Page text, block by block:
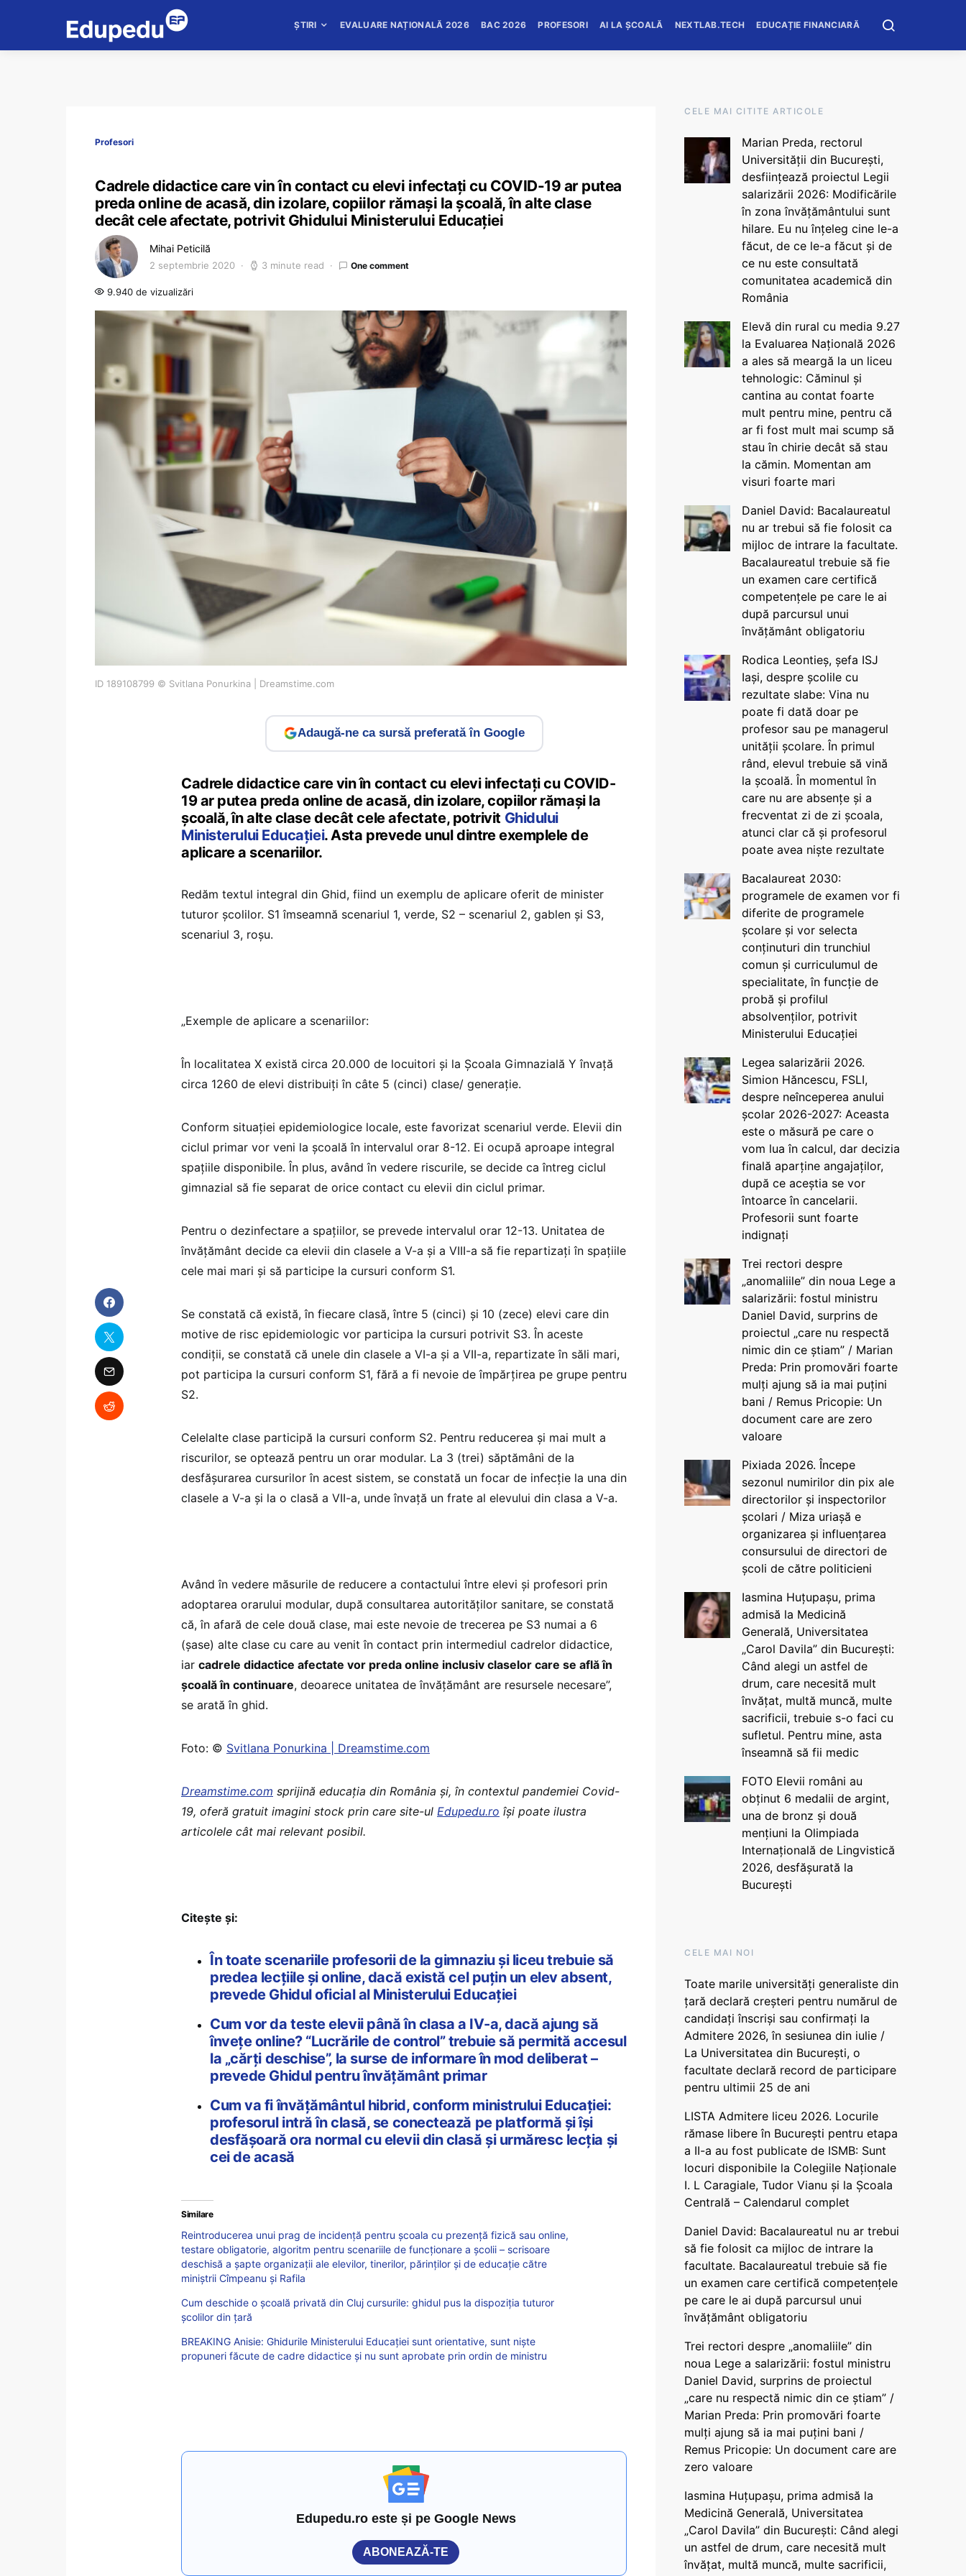
ȘTIRI EVALUARE NAȚIONALĂ 2026 BAC 2026 PROFESORI AI LA ȘCOALĂ NEXTLAB.TECH EDUCAȚIE FINANCIARĂ
Profesori
Cadrele didactice care vin în contact cu elevi infectați cu COVID-19 ar putea
preda online de acasă, din izolare, copiilor rămași la școală, în alte clase
decât cele afectate, potrivit Ghidului Ministerului Educației
Mihai Peticilă
2 septembrie 2020 3 minute read One comment
9.940 de vizualizări
ID 189108799 © Svitlana Ponurkina | Dreamstime.com
Adaugă-ne ca sursă preferată în Google
Cadrele didactice care vin în contact cu elevi infectați cu COVID-
19 ar putea preda online de acasă, din izolare, copiilor rămași la
școală, în alte clase decât cele afectate, potrivit Ghidului
Ministerului Educației. Asta prevede unul dintre exemplele de
aplicare a scenariilor.
Redăm textul integral din Ghid, fiind un exemplu de aplicare oferit de minister
tuturor școlilor. S1 îmseamnă scenariul 1, verde, S2 – scenariul 2, gablen și S3,
scenariul 3, roșu.
„Exemple de aplicare a scenariilor:
În localitatea X există circa 20.000 de locuitori și la Școala Gimnazială Y învață
circa 1260 de elevi distribuiți în câte 5 (cinci) clase/ generație.
Conform situației epidemiologice locale, este favorizat scenariul verde. Elevii din
ciclul primar vor veni la școală în intervalul orar 8-12. Ei ocupă aproape integral
spațiile disponibile. În plus, având în vedere riscurile, se decide ca întreg ciclul
gimnazial să fie separat de orice contact cu elevii din ciclul primar.
Pentru o dezinfectare a spațiilor, se prevede intervalul orar 12-13. Unitatea de
învățământ decide ca elevii din clasele a V-a și a VIII-a să fie repartizați în spațiile
cele mai mari și să participe la cursuri conform S1.
Se constată că există, în fiecare clasă, între 5 (cinci) și 10 (zece) elevi care din
motive de risc epidemiologic vor participa la cursuri potrivit S3. În aceste
condiții, se constată că unele din clasele a VI-a și a VII-a, repartizate în săli mari,
pot participa la cursuri conform S1, fără a fi nevoie de împărțirea pe grupe pentru
S2.
Celelalte clase participă la cursuri conform S2. Pentru reducerea și mai mult a
riscurilor, se optează pentru un orar modular. La 3 (trei) săptămâni de la
desfășurarea cursurilor în acest sistem, se constată un focar de infecție la una din
clasele a V-a și la o clasă a VII-a, unde învață un frate al elevului din clasa a V-a.
Având în vedere măsurile de reducere a contactului între elevi și profesori prin
adoptarea orarului modular, după consultarea autorităților sanitare, se constată
că, în afară de cele două clase, mai este nevoie de trecerea pe S3 numai a 6
(șase) alte clase cu care au venit în contact prin intermediul cadrelor didactice,
iar cadrele didactice afectate vor preda online inclusiv claselor care se află în
școală în continuare, deoarece unitatea de învățământ are resursele necesare”,
se arată în ghid.
Foto: © Svitlana Ponurkina | Dreamstime.com
Dreamstime.com sprijină educaţia din România şi, în contextul pandemiei Covid-
19, oferă gratuit imagini stock prin care site-ul Edupedu.ro îşi poate ilustra
articolele cât mai relevant posibil.
Citește și:
În toate scenariile profesorii de la gimnaziu și liceu trebuie să
predea lecțiile și online, dacă există cel puțin un elev absent,
prevede Ghidul oficial al Ministerului Educației
Cum vor da teste elevii până în clasa a IV-a, dacă ajung să
învețe online? “Lucrările de control” trebuie să permită accesul
la „cărți deschise”, la surse de informare în mod deliberat –
prevede Ghidul pentru învățământ primar
Cum va fi învățământul hibrid, conform ministrului Educației:
profesorul intră în clasă, se conectează pe platformă și își
desfășoară ora normal cu elevii din clasă și urmăresc lecția și
cei de acasă
Similare
Reintroducerea unui prag de incidență pentru școala cu prezență fizică sau online,
testare obligatorie, algoritm pentru scenariile de funcționare a școlii – scrisoare
deschisă a șapte organizații ale elevilor, tinerilor, părinților și de educație către
miniștrii Cîmpeanu și Rafila
Cum deschide o școală privată din Cluj cursurile: ghidul pus la dispoziția tuturor
școlilor din țară
BREAKING Anisie: Ghidurile Ministerului Educației sunt orientative, sunt niște
propuneri făcute de cadre didactice și nu sunt aprobate prin ordin de ministru
Edupedu.ro este și pe Google News
ABONEAZĂ-TE
CELE MAI CITITE ARTICOLE
Marian Preda, rectorul
Universității din București,
desființează proiectul Legii
salarizării 2026: Modificările
în zona învățământului sunt
hilare. Eu nu înțeleg cine le-a
făcut, de ce le-a făcut și de
ce nu este consultată
comunitatea academică din
România
Elevă din rural cu media 9.27
la Evaluarea Națională 2026
a ales să meargă la un liceu
tehnologic: Căminul și
cantina au contat foarte
mult pentru mine, pentru că
ar fi fost mult mai scump să
stau în chirie decât să stau
la cămin. Momentan am
visuri foarte mari
Daniel David: Bacalaureatul
nu ar trebui să fie folosit ca
mijloc de intrare la facultate.
Bacalaureatul trebuie să fie
un examen care certifică
competențele pe care le ai
după parcursul unui
învățământ obligatoriu
Rodica Leontieș, șefa ISJ
Iași, despre școlile cu
rezultate slabe: Vina nu
poate fi dată doar pe
profesor sau pe managerul
unității școlare. În primul
rând, elevul trebuie să vină
la școală. În momentul în
care nu are absențe și a
frecventat zi de zi școala,
atunci clar că și profesorul
poate avea niște rezultate
Bacalaureat 2030:
programele de examen vor fi
diferite de programele
școlare și vor selecta
conținuturi din trunchiul
comun și curriculumul de
specialitate, în funcție de
probă și profilul
absolvenților, potrivit
Ministerului Educației
Legea salarizării 2026.
Simion Hăncescu, FSLI,
despre neînceperea anului
școlar 2026-2027: Aceasta
este o măsură pe care o
vom lua în calcul, dar decizia
finală aparține angajaților,
după ce aceștia se vor
întoarce în cancelarii.
Profesorii sunt foarte
indignați
Trei rectori despre
„anomaliile” din noua Lege a
salarizării: fostul ministru
Daniel David, surprins de
proiectul „care nu respectă
nimic din ce știam” / Marian
Preda: Prin promovări foarte
mulți ajung să ia mai puțini
bani / Remus Pricopie: Un
document care are zero
valoare
Pixiada 2026. Începe
sezonul numirilor din pix ale
directorilor și inspectorilor
școlari / Miza uriașă e
organizarea și influențarea
consursului de directori de
școli de către politicieni
Iasmina Huțupașu, prima
admisă la Medicină
Generală, Universitatea
„Carol Davila” din București:
Când alegi un astfel de
drum, care necesită mult
învățat, multă muncă, multe
sacrificii, trebuie s-o faci cu
sufletul. Pentru mine, asta
înseamnă să fii medic
FOTO Elevii români au
obținut 6 medalii de argint,
una de bronz și două
mențiuni la Olimpiada
Internațională de Lingvistică
2026, desfășurată la
București
CELE MAI NOI
Toate marile universități generaliste din
țară declară creșteri pentru numărul de
candidați înscriși sau confirmați la
Admitere 2026, în sesiunea din iulie /
La Universitatea din București, o
facultate declară record de participare
pentru ultimii 25 de ani
LISTA Admitere liceu 2026. Locurile
rămase libere în București pentru etapa
a II-a au fost publicate de ISMB: Sunt
locuri disponibile la Colegiile Naționale
I. L Caragiale, Tudor Vianu și la Școala
Centrală – Calendarul complet
Daniel David: Bacalaureatul nu ar trebui
să fie folosit ca mijloc de intrare la
facultate. Bacalaureatul trebuie să fie
un examen care certifică competențele
pe care le ai după parcursul unui
învățământ obligatoriu
Trei rectori despre „anomaliile” din
noua Lege a salarizării: fostul ministru
Daniel David, surprins de proiectul
„care nu respectă nimic din ce știam” /
Marian Preda: Prin promovări foarte
mulți ajung să ia mai puțini bani /
Remus Pricopie: Un document care are
zero valoare
Iasmina Huțupașu, prima admisă la
Medicină Generală, Universitatea
„Carol Davila” din București: Când alegi
un astfel de drum, care necesită mult
învățat, multă muncă, multe sacrificii,